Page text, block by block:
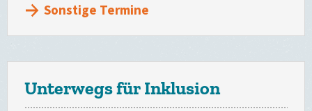
Sonstige Termine
Unterwegs für Inklusion